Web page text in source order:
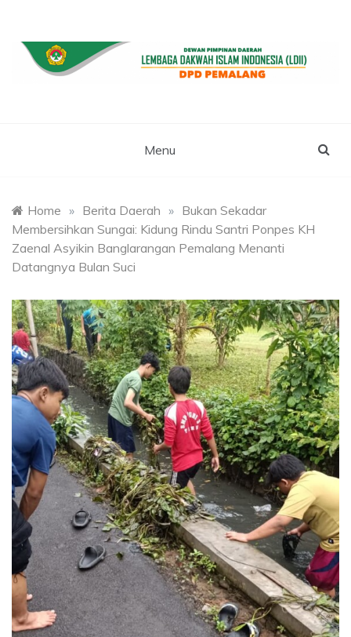
content
Menu
Home » Berita Daerah » Bukan Sekadar
Membersihkan Sungai: Kidung Rindu Santri Ponpes KH
Zaenal Asyikin Banglarangan Pemalang Menanti
Datangnya Bulan Suci